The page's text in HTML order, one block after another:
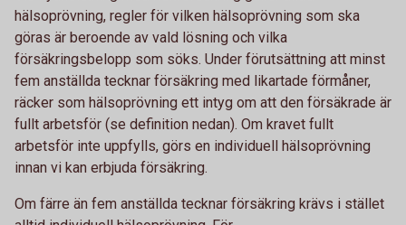
hälsoprövning, regler för vilken hälsoprövning som ska
göras är beroende av vald lösning och vilka
försäkringsbelopp som söks. Under förutsättning att minst
fem anställda tecknar försäkring med likartade förmåner,
räcker som hälsoprövning ett intyg om att den försäkrade är
fullt arbetsför (se definition nedan). Om kravet fullt
arbetsför inte uppfylls, görs en individuell hälsoprövning
innan vi kan erbjuda försäkring.
Om färre än fem anställda tecknar försäkring krävs i stället